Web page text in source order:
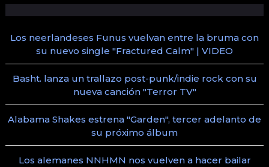
Los neerlandeses Funus vuelvan entre la bruma con
su nuevo single "Fractured Calm" | VIDEO
Basht. lanza un trallazo post-punk/indie rock con su
nueva canción "Terror TV"
Alabama Shakes estrena "Garden", tercer adelanto de
su próximo álbum
Los alemanes NNHMN nos vuelven a hacer bailar